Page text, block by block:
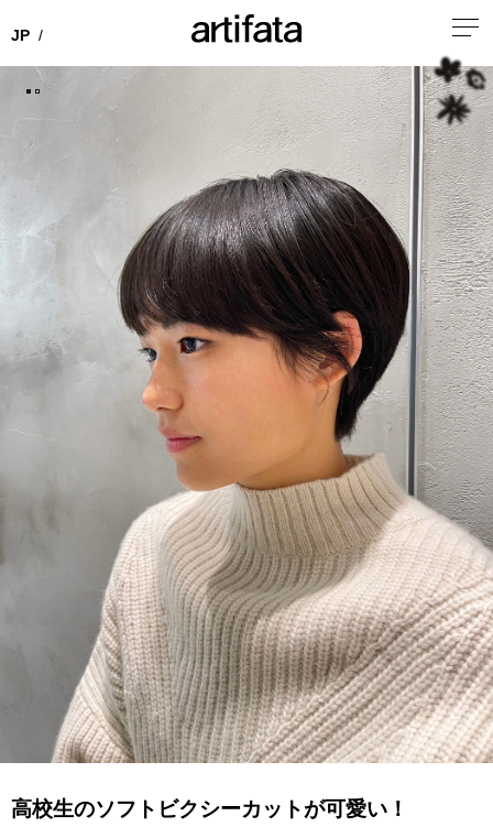
高校生のソフトビクシーカットが可愛い！